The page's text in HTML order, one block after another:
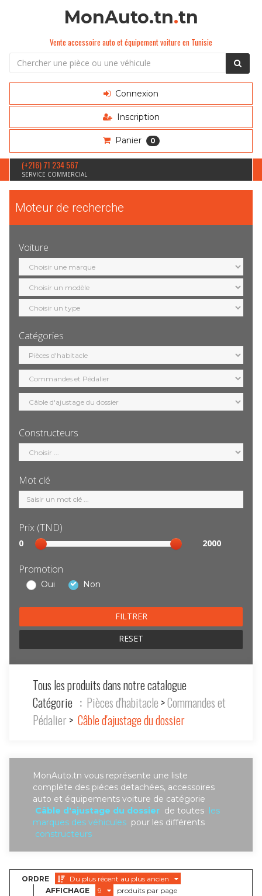
MonAuto.tn.tn
Vente accessoire auto et équipement voiture en Tunisie
Connexion
Inscription
Panier 0
(+216) 71 234 567
SERVICE COMMERCIAL
Moteur de recherche
Voiture
Sélection
marque
Sélection
modèle
Sélection
motorisation
Catégories
Sélection
catégorie
Constructeurs
Sélection
constructeur
Mot clé
Mot
clé
Prix (TND)
Sélection
prix
0 2000
Promotion
Oui Non
RESET
Tous les produits dans notre catalogue
Catégorie : Pièces d'habitacle >Commandes et
Pédalier > Câble d'ajustage du dossier
MonAuto.tn vous représente une liste
complète des piéces detachées, accessoires
auto et équipements voiture de catégorie
Câble d'ajustage du dossier de toutes les
marques des véhicules pour les différents
constructeurs
ORDRE
Du plus récent au plus ancien
AFFICHAGE
9
produits par page